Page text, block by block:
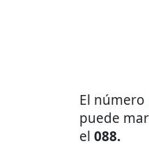
El
puede
el 088.